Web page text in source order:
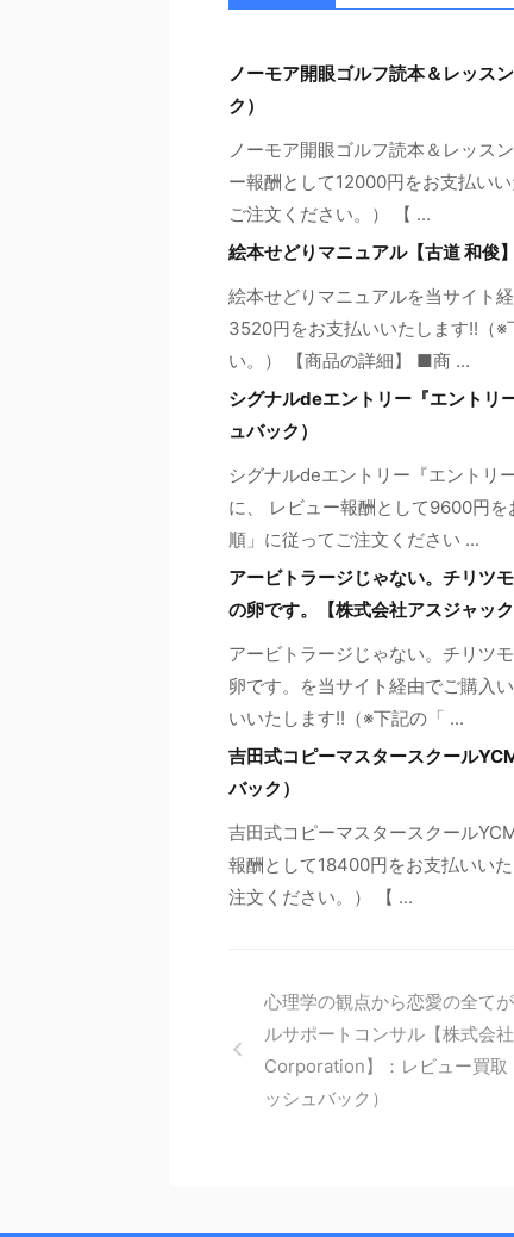
ノーモア開眼ゴルフ読本＆レッス
ク）
ノーモア開眼ゴルフ読本＆レッス
ー報酬として12000円をお支払い
ご注文ください。） 【 ...
絵本せどりマニュアル【古道 和俊
絵本せどりマニュアルを当サイト
3520円をお支払いいたします!!（※
い。） 【商品の詳細】 ■商 ...
シグナルdeエントリー『エントリ
ュバック）
シグナルdeエントリー『エントリ
に、 レビュー報酬として9600円
順」に従ってご注文ください ...
アービトラージじゃない。チリツ
の卵です。【株式会社アスジャッ
アービトラージじゃない。チリツ
卵です。を当サイト経由でご購入
いいたします!!（※下記の「 ...
吉田式コピーマスタースクール
バック）
吉田式コピーマスタースクール
報酬として18400円をお支払いい
注文ください。） 【 ...
心理学の観点から恋愛の全て
ルサポートコンサル【株式会
Corporation】：レビュー買取
ッシュバック）